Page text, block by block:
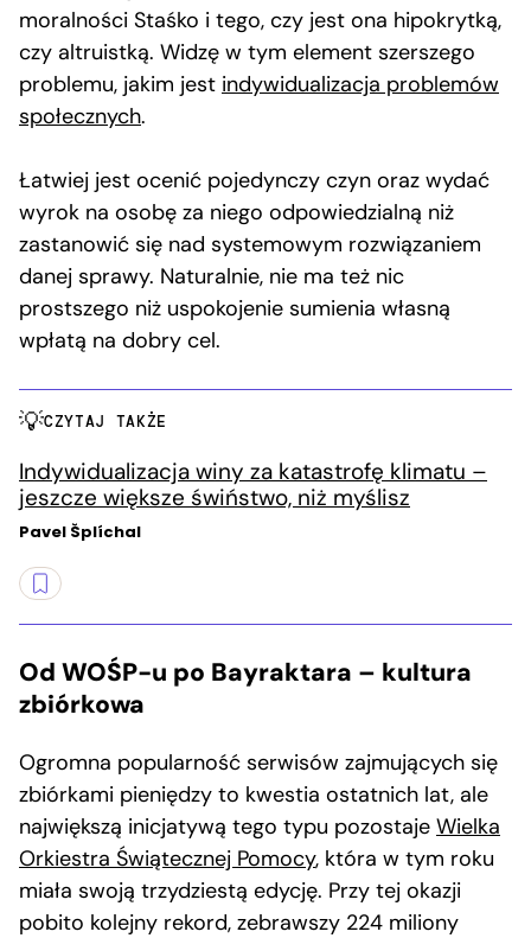
moralności Staśko i tego, czy jest ona hipokrytką,
czy altruistką. Widzę w tym element szerszego
problemu, jakim jest indywidualizacja problemów
społecznych.
Łatwiej jest ocenić pojedynczy czyn oraz wydać
wyrok na osobę za niego odpowiedzialną niż
zastanowić się nad systemowym rozwiązaniem
danej sprawy. Naturalnie, nie ma też nic
prostszego niż uspokojenie sumienia własną
wpłatą na dobry cel.
CZYTAJ TAKŻE
Indywidualizacja winy za katastrofę klimatu –
jeszcze większe świństwo, niż myślisz
Pavel Šplíchal
Od WOŚP-u po Bayraktara – kultura
zbiórkowa
Ogromna popularność serwisów zajmujących się
zbiórkami pieniędzy to kwestia ostatnich lat, ale
największą inicjatywą tego typu pozostaje Wielka
Orkiestra Świątecznej Pomocy, która w tym roku
miała swoją trzydziestą edycję. Przy tej okazji
pobito kolejny rekord, zebrawszy 224 miliony